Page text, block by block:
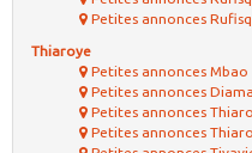
Petites annonces
Thiaroye
Petites annonces Mbao
Petites annonces
Petites annonces
Petites annonces